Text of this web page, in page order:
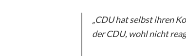
„CDU hat selbst ihren
der CDU, wohl nicht